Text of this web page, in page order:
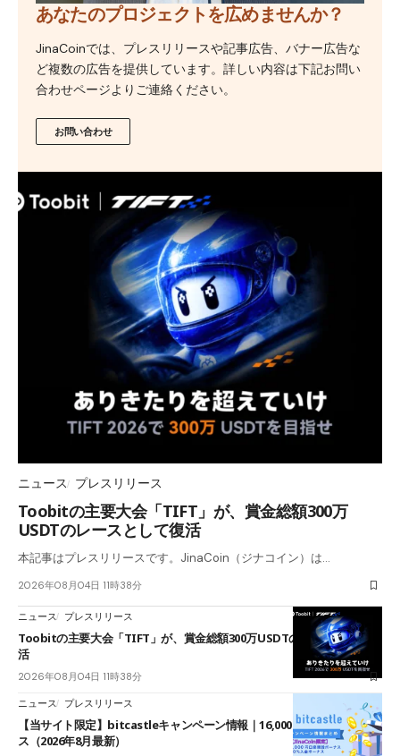
あなたのプロジェクトを広めませんか？
JinaCoinでは、プレスリリースや記事広告、バナー広告な
ど複数の広告を提供しています。詳しい内容は下記お問い
合わせページよりご連絡ください。
お問い合わせ
ニュース プレスリリース
Toobitの主要大会「TIFT」が、賞金総額300万
USDTのレースとして復活
本記事はプレスリリースです。JinaCoin（ジナコイン）は…
2026年08月04日 11時38分
ニュース プレスリリース
Toobitの主要大会「TIFT」が、賞金総額300万USDTのレースとして復
活
2026年08月04日 11時38分
ニュース プレスリリース
【当サイト限定】bitcastleキャンペーン情報｜16,000円口座開設ボーナ
ス（2026年8月最新）